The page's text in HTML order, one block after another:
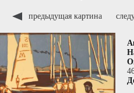
предыдущая картина